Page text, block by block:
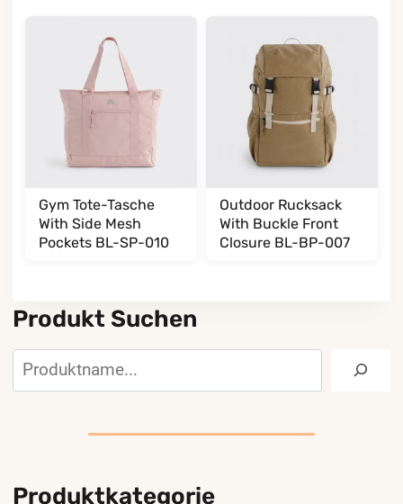
Gym Tote-Tasche
With Side Mesh
Pockets BL-SP-010
Outdoor Rucksack
With Buckle Front
Closure BL-BP-007
Produkt Suchen
Suchen
Produktkategorie